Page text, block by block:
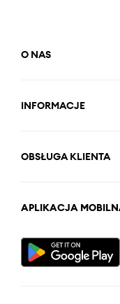
O NAS
INFORMACJE
OBSŁUGA KLIENTA
APLIKACJA